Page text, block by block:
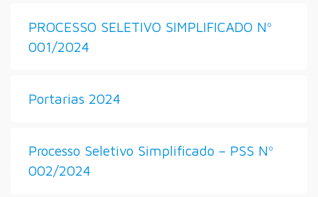
PROCESSO SELETIVO SIMPLIFICADO Nº
001/2024
Portarias 2024
Processo Seletivo Simplificado – PSS Nº
002/2024